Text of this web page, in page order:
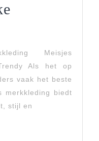
Meisjes
Als het op
vaak het beste
merkkleding biedt
stijl en